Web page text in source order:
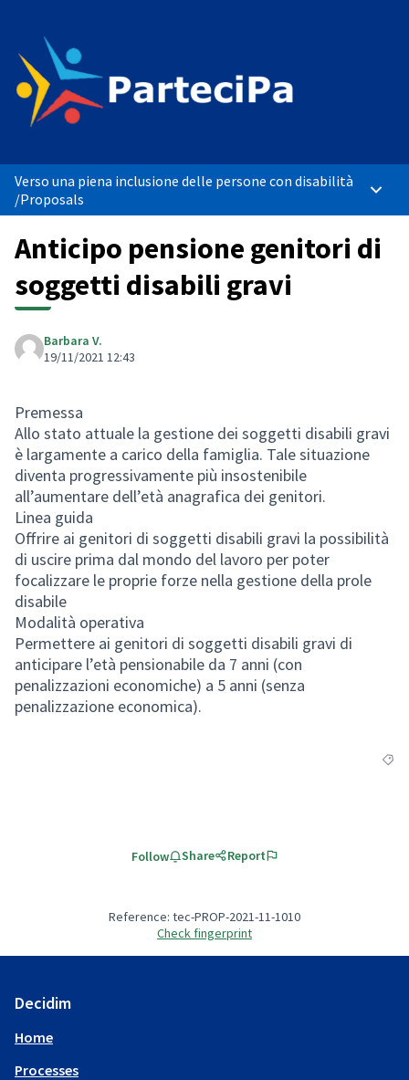
Verso una piena inclusione delle persone con disabilità
/Proposals Main
Anticipo pensione genitori di
soggetti disabili gravi
Barbara V.
19/11/2021 12:43
Premessa
Allo stato attuale la gestione dei soggetti disabili gravi
è largamente a carico della famiglia. Tale situazione
diventa progressivamente più insostenibile
all’aumentare dell’età anagrafica dei genitori.
Linea guida
Offrire ai genitori di soggetti disabili gravi la possibilità
di uscire prima dal mondo del lavoro per poter
focalizzare le proprie forze nella gestione della prole
disabile
Modalità operativa
Permettere ai genitori di soggetti disabili gravi di
anticipare l’età pensionabile da 7 anni (con
penalizzazioni economiche) a 5 anni (senza
penalizzazione economica).
Follow Share Report
Reference: tec-PROP-2021-11-1010
Check fingerprint
Decidim
Home
Processes